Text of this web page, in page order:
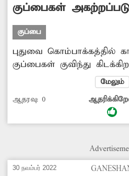
குப்பைகள்
குப்பை
புதுவை கொம்பாக்கத்தில்
குப்பைகள் குவிந்து
தேங்குவதால் நோய் பரவும்
ஏற்படுகிறது. எனவே,
நடவடிக்கை எடுக்க
மேலும்
ஆதரவு: 0
30 நவம்பர் 2022